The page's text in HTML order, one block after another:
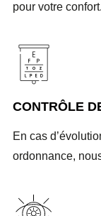
pour votre confort.
CONTRÔLE
En cas
ordonnance,